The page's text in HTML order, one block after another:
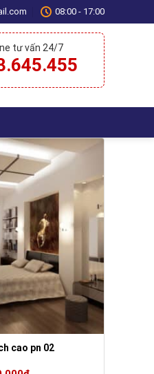
08:00 - 17:00
tư vấn 24/7
cao pn 02